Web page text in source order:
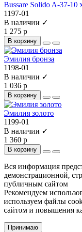
Bussare Solido A-37-10
1197-01
В наличии ✓
1 275 р
В корзину
Эмилия бронза
1198-01
В наличии ✓
1 036 р
В корзину
Эмилия золото
1199-01
В наличии ✓
1 360 р
В корзину
Вся информация
демонстрационной,
публичным сайтом
Рекомендуем
используем файлы
сайтом и повышения
Принимаю